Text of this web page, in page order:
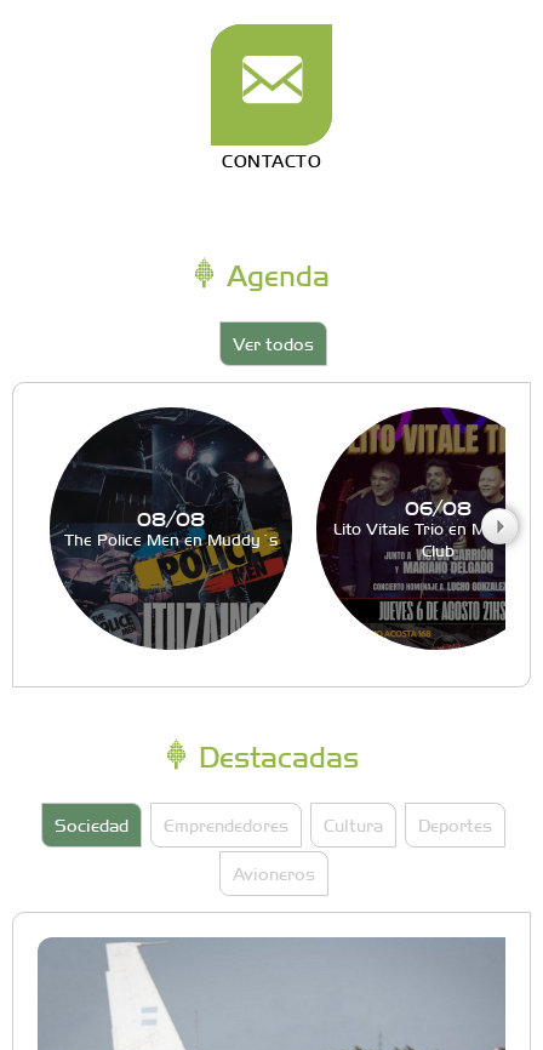
CONTACTO
Agenda
Ver todos
08/08
The Police Men en Muddy´s
06/08
Lito Vitale Trio en Muddy´s
Club
Destacadas
Sociedad Emprendedores Cultura Deportes
Avioneros